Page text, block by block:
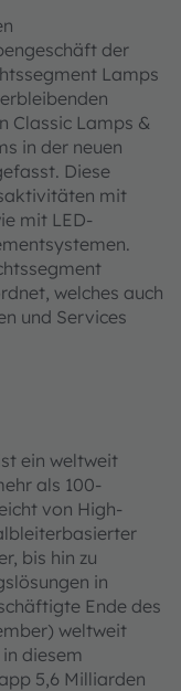
der
Lamps
Classic Lamps &
in der neuen
Diese
mit
mit LED-
welches auch
und Services
ein weltweit
als 100-
von High-
bis hin zu
in
Ende des
weltweit
diesem
5,6 Milliarden